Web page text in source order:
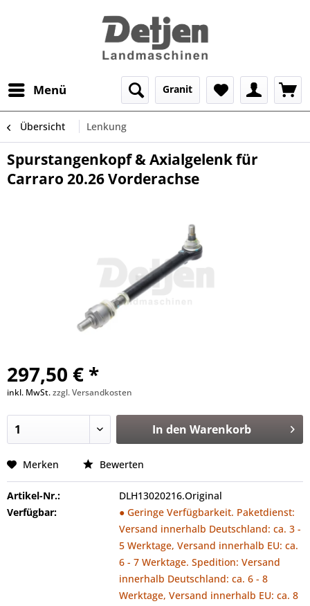
Menü Granit
Übersicht Lenkung
Spurstangenkopf & Axialgelenk für
Carraro 20.26 Vorderachse
297,50 € *
inkl. MwSt.zzgl. Versandkosten
In den Warenkorb
Merken Bewerten
Artikel-Nr.:
DLH13020216.Original
Verfügbar:
● Geringe Verfügbarkeit. Paketdienst:
Versand innerhalb Deutschland: ca. 3 -
5 Werktage, Versand innerhalb EU: ca.
6 - 7 Werktage. Spedition: Versand
innerhalb Deutschland: ca. 6 - 8
Werktage, Versand innerhalb EU: ca. 8